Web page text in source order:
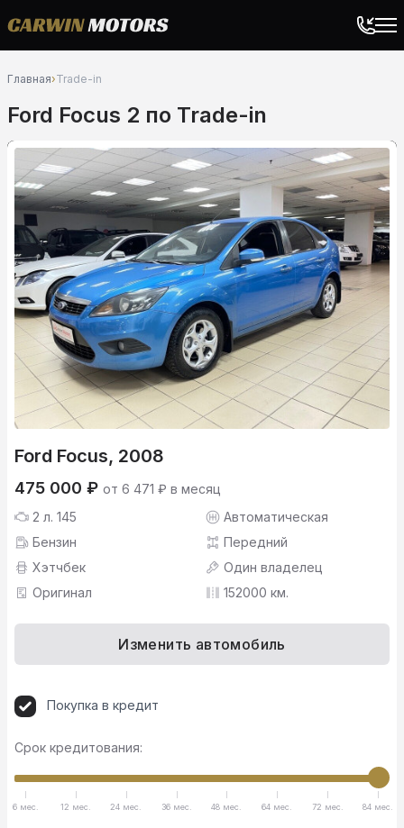
Главная›Trade-in
Ford Focus 2 по Trade-in
Ford Focus, 2008
475 000 ₽ от 6 471 ₽ в месяц
2 л. 145
Автоматическая
Бензин
Передний
Хэтчбек
Один владелец
Оригинал
152000 км.
Изменить автомобиль
Покупка в кредит
Срок кредитования:
6 мес. 12 мес. 24 мес. 36 мес. 48 мес. 64 мес. 72 мес. 84 мес.